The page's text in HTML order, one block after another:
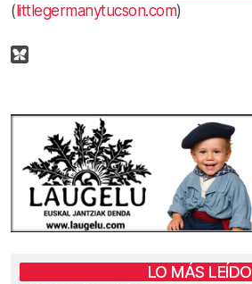
(littlegermanytucson.com)
LO MÁS LEÍDO